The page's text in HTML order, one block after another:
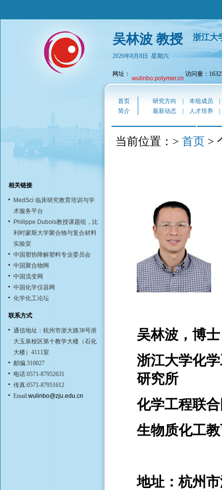
吴林波 教授 浙江大
2026年8月8日 星期六
网址： wulinbo.polymer.cn 访问量：
相关链接
MedSci 临床研究教育培训与学
术服务平台
Philippe Dubois教授课题组，比
利时蒙斯大学聚合物与复合材料
实验室
中国塑协降解塑料专业委员会
中国聚合物网
中国流变网
中国化学仪器网
化学化工论坛
联系方式
通信地址：杭州市浙大路38号浙
大玉泉校区第十教学大楼（石化
大楼）4111室
邮编:310027
电话:0571-87952631
传真:0571-87951612
Email:wulinbo@zju.edu.cn
首页 研究方向 本组成员
简介
最新动态 人才培养
当前位置：> 首页 >
吴林波，博
浙江大学化
研究所
化学工程联
生物质化工
地址：杭州